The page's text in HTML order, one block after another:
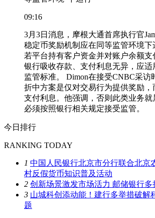
09:16
3月3日消息，摩根大通首席执行官
稳定币奖励机制应在同等监管环境下
若平台持有客户资金并对账户余额
银行吸收存款、支付利息无异，应适
监管标准。 Dimon在接受CNBC采访
折中方案是仅对交易行为提供奖励
支付利息。他强调，否则此类业务就
必须按照银行相关规定接受监管。
今日排行
RANKING TODAY
1 中国人民银行北京市分行联合北京
村反假货币知识普及活动
2 创新场景激发市场活力 邮储银行多
3 山城科创添动能！建行多举措破解
题